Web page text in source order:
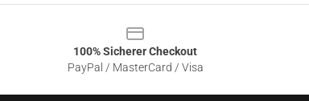
100% Sicherer Checkout
PayPal / MasterCard / Visa